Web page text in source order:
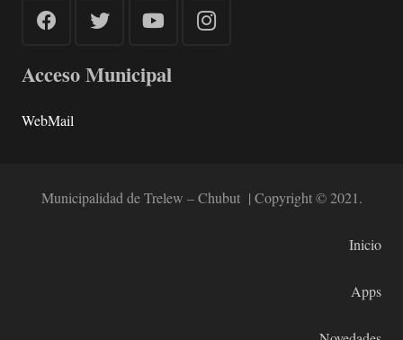
Acceso Municipal
WebMail
Municipalidad de Trelew – Chubut | Copyright © 2021.
Inicio
Apps